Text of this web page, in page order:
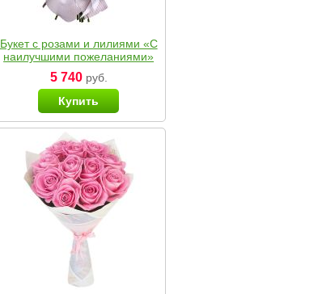
Букет с розами и лилиями «С
наилучшими пожеланиями»
5 740руб.
Купить